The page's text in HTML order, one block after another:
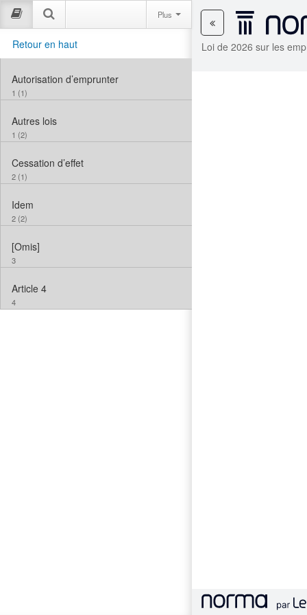
Loi de 2026 sur les
Plus
Retour en haut
Autorisation d’emprunter
1 (1)
Autres lois
1 (2)
Cessation d’effet
2 (1)
Idem
2 (2)
[Omis]
3
Article 4
4